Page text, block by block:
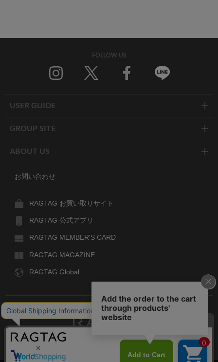
FOLLOW US
USER GUIDE
GROUP SITE
ABOUT US
お問い合わせ
RAGTAG お買い取りサイト
RAGTAG 公式アプリ
RAGTAG MEMBER'S CARD
RAGTAG MAGAZINE
RAGTAG Global
デザイナーズブランドのユーズド・セレクトショップ